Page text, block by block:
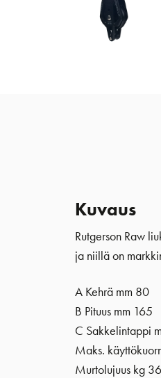
Kuvaus
Rutgerson Raw
ja niillä on
A Kehrä mm 80
B Pituus mm 165
C Sakkelintappi
Maks.
Murtolujuus kg